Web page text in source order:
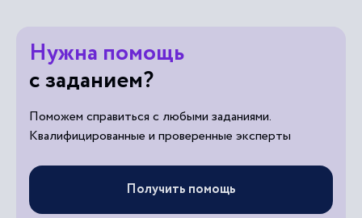
Нужна помощь
с заданием?
Поможем справиться с любыми заданиями.
Квалифицированные и проверенные эксперты
Получить помощь